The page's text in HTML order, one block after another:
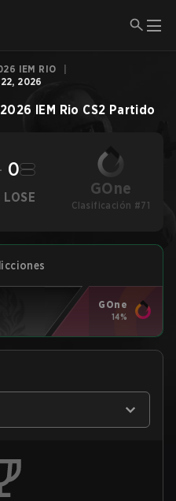
IEM RIO
22, 2026
2026 IEM Rio CS2 Partido
0
LOSE GOne
Clasificación #71
GOne
14%